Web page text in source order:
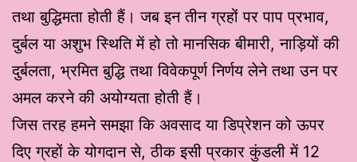
तथा बुद्धिमता होती हैं। जब इन तीन ग्रहों पर पाप प्रभाव,
दुर्बल या अशुभ स्थिति में हो तो मानसिक बीमारी, नाड़ियों की
दुर्बलता, भ्रमित बुद्धि तथा विवेकपूर्ण निर्णय लेने तथा उन पर
अमल करने की अयोग्यता होती हैं।
जिस तरह हमने समझा कि अवसाद या डिप्रेशन को ऊपर
दिए ग्रहों के योगदान से, ठीक इसी प्रकार कुंडली में 12